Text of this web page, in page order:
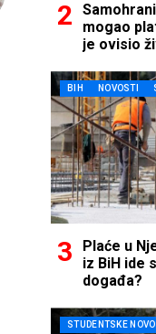
mogao
je ovisio
BIH NOVOSTI
Plaće u
iz BiH ide
događa?
STUDENTSKE